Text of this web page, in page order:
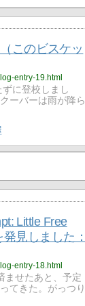
このビスケッ
entry-19.html
に登校しまし
ーバーは雨が降ら
Little Free
見しました：
entry-18.html
ませたあと、予定
てきた。がっつり